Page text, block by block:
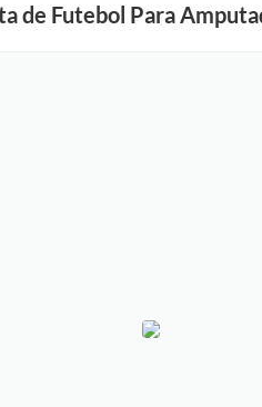
de Futebol Para